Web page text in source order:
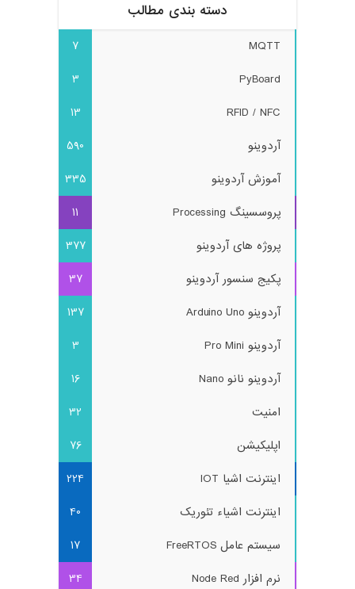
دسته بندی مطالب
MQTT
7
PyBoard
3
RFID / NFC
13
آردوینو
590
آموزش آردوینو
335
پروسسینگ Processing
11
پروژه های آردوینو
377
پکیج سنسور آردوینو
37
آردوینو Arduino Uno
137
آردوینو Pro Mini
3
آردوینو نانو Nano
16
امنیت
32
اپلیکیشن
76
اینترنت اشیا IOT
224
اینترنت اشیاء تئوریک
40
سیستم عامل FreeRTOS
17
نرم افزار Node Red
34